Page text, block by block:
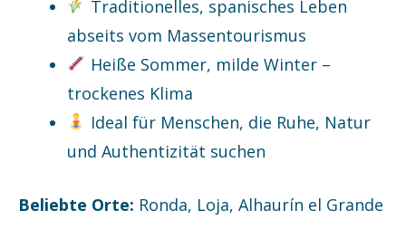
Traditionelles, spanisches Leben
abseits vom Massentourismus
Heiße Sommer, milde Winter –
trockenes Klima
Ideal für Menschen, die Ruhe, Natur
und Authentizität suchen
Beliebte Orte: Ronda, Loja, Alhaurín el Grande